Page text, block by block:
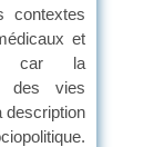
contextes
et
car la
des vies
description